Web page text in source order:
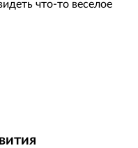
что-то веселое